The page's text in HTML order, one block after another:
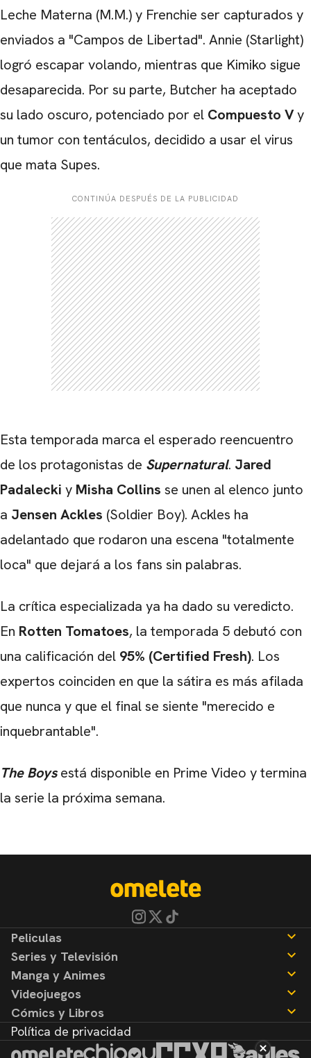
Leche Materna (M.M.) y Frenchie ser capturados y
enviados a "Campos de Libertad". Annie (Starlight)
logró escapar volando, mientras que Kimiko sigue
desaparecida. Por su parte, Butcher ha aceptado
su lado oscuro, potenciado por el Compuesto Vy
un tumor con tentáculos, decidido a usar el virus
que mata Supes.
CONTINÚA DESPUÉS DE LA PUBLICIDAD
Esta temporada marca el esperado reencuentro
de los protagonistas de Supernatural. Jared
Padalecki y Misha Collins se unen al elenco junto
a Jensen Ackles (Soldier Boy). Ackles ha
adelantado que rodaron una escena "totalmente
loca" que dejará a los fans sin palabras.
La crítica especializada ya ha dado su veredicto.
En Rotten Tomatoes, la temporada 5 debutó con
una calificación del 95% (Certified Fresh). Los
expertos coinciden en que la sátira es más afilada
que nunca y que el final se siente "merecido e
inquebrantable".
The Boysestá disponible en Prime Video y termina
la serie la próxima semana.
Peliculas
Noticias
Reseñas
Series y Televisión
Noticias
Reseñas
Manga y Animes
Noticias
Reseñas
Videojuegos
Noticias
Reseñas
Cómics y Libros
Noticias
Reseñas
Política de privacidad